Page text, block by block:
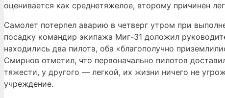
оценивается как среднетяжелое, второму причинен
Самолет потерпел аварию в четверг утром при
посадку командир экипажа Миг-31 доложил
находились два пилота, оба «благополучно
Смирнов отметил, что первоначально пилотов
тяжести, у другого — легкой, их жизни ничего не
учреждение.